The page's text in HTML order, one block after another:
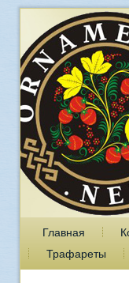
Главная
Трафареты